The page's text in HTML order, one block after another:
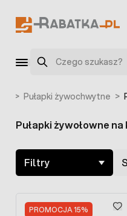
Szukaj
> Pułapki żywochwytne >
Skip to product list
Pułapki żywołowne
Filtry
PROMOCJA 15%